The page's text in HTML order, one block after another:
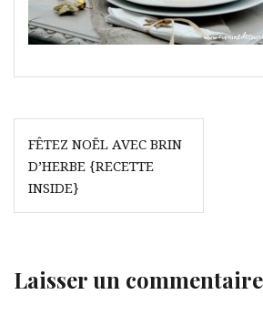
Navigation
de
l’article
FÊTEZ NOËL AVEC BRIN
D’HERBE {RECETTE
INSIDE}
Laisser un commentaire